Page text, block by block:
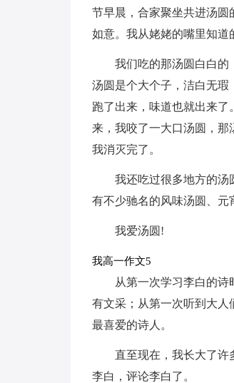
节早晨，合家聚坐共进汤
如意。我从姥姥的嘴里知道
我们吃的那汤圆白白的
汤圆是个大个子，洁白无
跑了出来，味道也就出来
来，我咬了一大口汤圆，那
我消灭完了。
我还吃过很多地方的汤
有不少驰名的风味汤圆、元
我爱汤圆!
我高一作文5
从第一次学习李白的
有文采；从第一次听到大人
最喜爱的诗人。
直至现在，我长大了许
李白，评论李白了。